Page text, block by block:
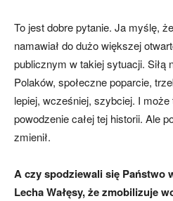
To jest dobre pytanie. Ja myślę,
namawiał do dużo większej
publicznym w takiej sytuacji. Siłą
Polaków, społeczne poparcie,
lepiej, wcześniej, szybciej. I
powodzenie całej tej historii. Ale
zmienił.
A czy spodziewali się Państwo
Lecha Wałęsy, że zmobilizuje